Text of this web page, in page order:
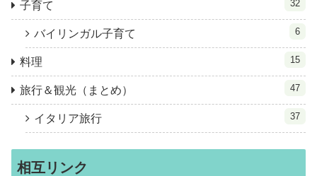
子育て 32
バイリンガル子育て 6
料理 15
旅行＆観光（まとめ） 47
イタリア旅行 37
相互リンク